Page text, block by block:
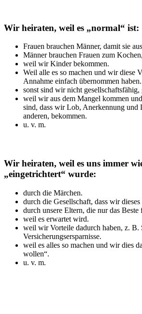
Wir heiraten, weil es „normal“ ist:
Frauen brauchen Männer, damit sie
Männer brauchen Frauen zum
weil wir Kinder bekommen.
Weil alle es so machen und wir diese
Annahme einfach übernommen haben.
sonst sind wir nicht gesellschaftsfähig,
weil wir aus dem Mangel kommen
sind, dass wir Lob, Anerkennung und
anderen, bekommen.
u. v. m.
Wir heiraten, weil es uns immer
„eingetrichtert“ wurde:
durch die Märchen.
durch die Gesellschaft, dass wir
durch unsere Eltern, die nur das
weil es erwartet wird.
weil wir Vorteile dadurch haben, z. B.
Versicherungsersparnisse.
weil es alles so machen und wir dies
wollen“.
u. v. m.